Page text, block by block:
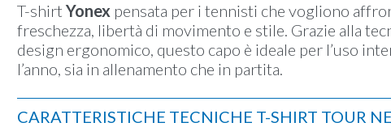
T-shirt Yonex pensata per i tennisti che vogliono
freschezza, libertà di movimento e stile. Grazie alla
design ergonomico, questo capo è ideale per l’uso
l’anno, sia in allenamento che in partita.
CARATTERISTICHE TECNICHE T-SHIRT TOUR